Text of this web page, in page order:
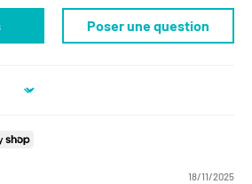
Poser une question
18/11/2025